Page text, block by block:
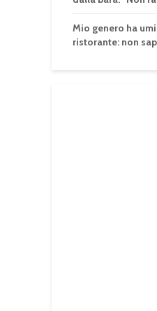
Mio genero ha
ristorante: non